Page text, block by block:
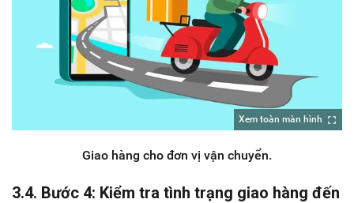
Xem toàn màn hình
Giao hàng cho đơn vị vận chuyển.
3.4. Bước 4: Kiểm tra tình trạng giao hàng đến